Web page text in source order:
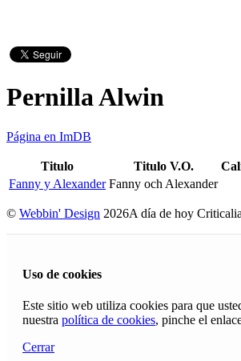
Pernilla Alwin
Página en ImDB
Titulo Titulo V.O.
Fanny y Alexander Fanny och Alexander
© Webbin' Design 2026A día de hoy
Uso de cookies
Este sitio web utiliza cookies para que
nuestra política de cookies, pinche el
Cerrar